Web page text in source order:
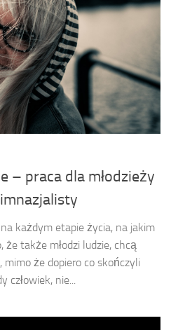
– praca dla młodzieży
każdym etapie życia, na jakim
także młodzi ludzie, chcą
że dopiero co skończyli
człowiek, nie...